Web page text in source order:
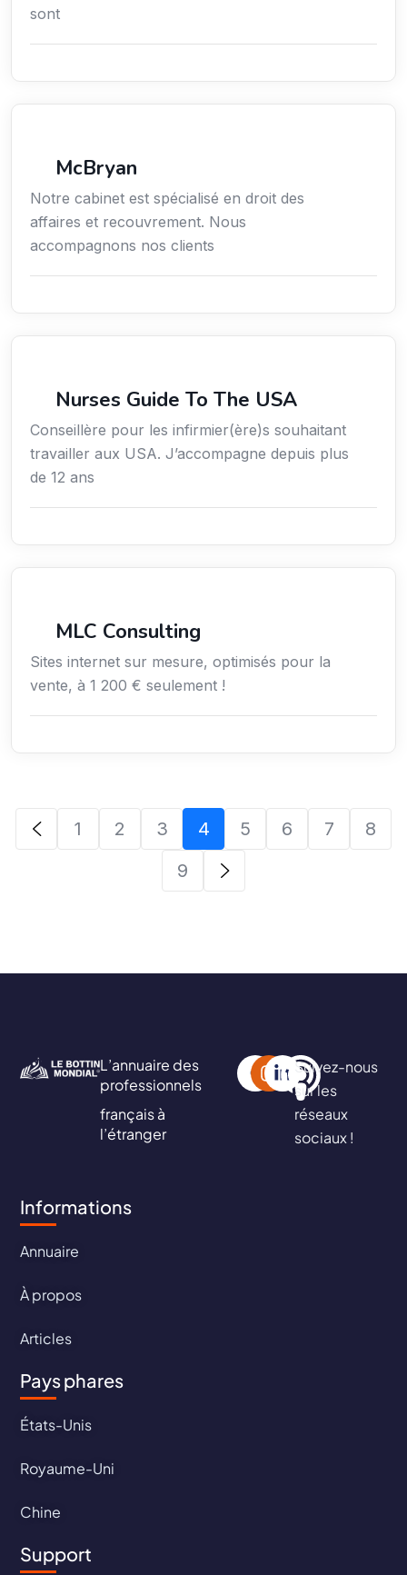
sont
McBryan
Notre cabinet est spécialisé en droit des
affaires et recouvrement. Nous
accompagnons nos clients
Nurses Guide To The USA
Conseillère pour les infirmier(ère)s souhaitant
travailler aux USA. J’accompagne depuis plus
de 12 ans
MLC Consulting
Sites internet sur mesure, optimisés pour la
vente, à 1 200 € seulement !
1 2 3 4 5 6 7
8
9
L’annuaire des
professionnels
français à
l’étranger
Suivez-nous
sur les
réseaux
sociaux !
Informations
Annuaire
À propos
Articles
Pays phares
États-Unis
Royaume-Uni
Chine
Support